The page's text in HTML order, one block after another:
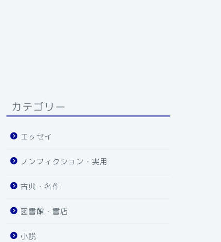
カテゴリー
エッセイ
ノンフィクション・実用
古典・名作
図書館・書店
小説